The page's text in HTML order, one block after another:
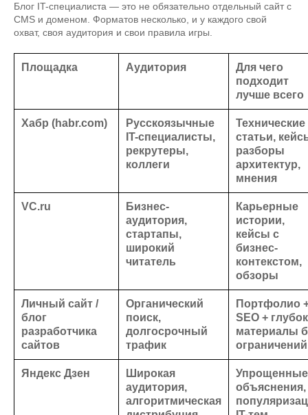
Блог IT-специалиста — это не обязательно отдельный сайт с
CMS и доменом. Форматов несколько, и у каждого свой
охват, своя аудитория и свои правила игры.
Площадка Аудитория
Для чего
подходит
лучше всего
Хабр (habr.com)
Русскоязычные
IT-специалисты,
рекрутеры,
коллеги
Технические
статьи,
разборы
архитектур,
мнения
VC.ru
Бизнес-
аудитория,
стартапы,
широкий
читатель
Карьерные
истории,
кейсы с
бизнес-
контекстом,
обзоры
Личный сайт /
блог
разработчика
сайтов
Органический
поиск,
долгосрочный
трафик
Портфолио
SEO +
материалы
ограничений
Яндекс Дзен
Широкая
аудитория,
алгоритмическая
Упрощенные
объяснения,